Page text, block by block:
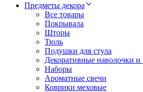
Предметы декора
Все товары
Покрывала
Шторы
Тюль
Подушки для стула
Декоративные наволочки
Наборы
Ароматные свечи
Коврики меховые